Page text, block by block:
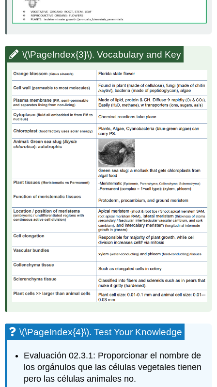
\(\PageIndex{3}\). Vocabulary and Key
\(\PageIndex{4}\). Test Your Knowledge
Evaluación 02.3.1: Proporcionar el nombre de
los orgánulos que las células vegetales tienen
pero las células animales no.